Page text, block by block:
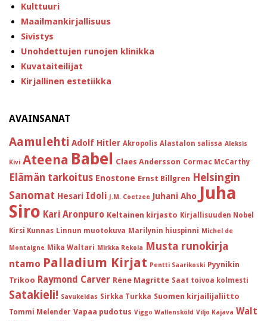
Kulttuuri
Maailmankirjallisuus
Sivistys
Unohdettujen runojen klinikka
Kuvataiteilijat
Kirjallinen estetiikka
AVAINSANAT
Aamulehti Adolf Hitler Akropolis Alastalon salissa Aleksis
Kivi Ateena Babel Claes Andersson Cormac McCarthy
Elämän tarkoitus Enostone Ernst Billgren Helsingin
Sanomat Hesari Idoli J.M. Coetzee Juhani Aho Juha
Siro Kari Aronpuro Keltainen kirjasto Kirjallisuuden Nobel
Kirsi Kunnas Linnun muotokuva Marilynin hiuspinni Michel de
Montaigne Mika Waltari Mirkka Rekola Musta runokirja
ntamo Palladium Kirjat Pentti Saarikoski Pyynikin
Trikoo Raymond Carver Réne Magritte Saat toivoa kolmesti
Satakieli! Savukeidas Sirkka Turkka Suomen kirjailijaliitto
Tommi Melender Vapaa pudotus Viggo Wallensköld Viljo Kajava Walt